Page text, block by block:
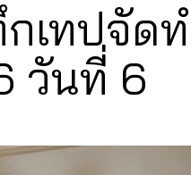
กเทปจั
วันที่ 6